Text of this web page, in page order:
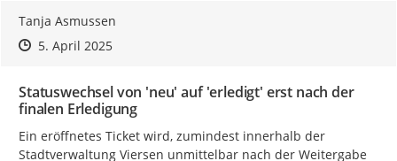
Tanja Asmussen
Zeitpunkt des Erstellens
Zeitpunkt des Erstellens
5. April 2025Zur Äußerung
Statuswechsel von 'neu' auf 'erledigt' erst nach der
finalen Erledigung
Ein eröffnetes Ticket wird, zumindest innerhalb der
Stadtverwaltung Viersen unmittelbar nach der Weitergabe